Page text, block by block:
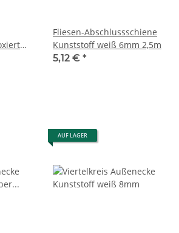
Fliesen-Abschlussschiene
Kunststoff weiß 6mm 2,5m
5,12 € *
AUF LAGER